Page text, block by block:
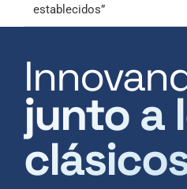
establecidos”
junto a